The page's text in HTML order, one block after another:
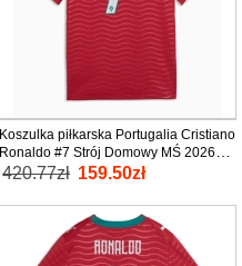
Koszulka piłkarska Portugalia Cristiano
Ronaldo #7 Strój Domowy MŚ 2026
tanio Krótki Rękaw
420.77zł 159.50zł